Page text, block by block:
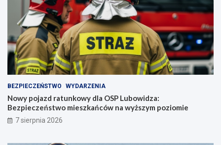
BEZPIECZEŃSTWO WYDARZENIA
Nowy pojazd ratunkowy dla OSP Lubowidza:
Bezpieczeństwo mieszkańców na wyższym poziomie
7 sierpnia 2026